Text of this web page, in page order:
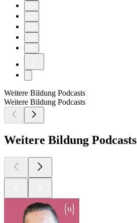
Weitere Bildung Podcasts
Weitere Bildung Podcasts
Weitere Bildung Podcasts